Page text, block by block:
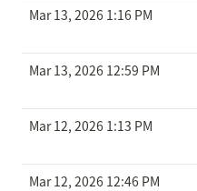
Mar 13, 2026 1:16 PM
Mar 13, 2026 12:59 PM
Mar 12, 2026 1:13 PM
Mar 12, 2026 12:46 PM